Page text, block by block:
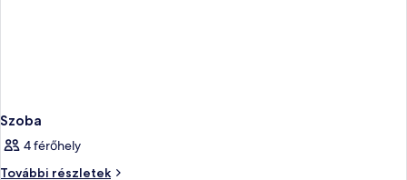
Szoba
4 férőhely
További részletek
Szoba